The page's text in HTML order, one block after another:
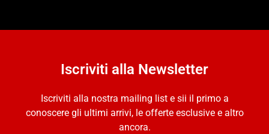
Iscriviti alla Newsletter
Iscriviti alla nostra mailing list e sii il primo a
conoscere gli ultimi arrivi, le offerte esclusive e altro
ancora.